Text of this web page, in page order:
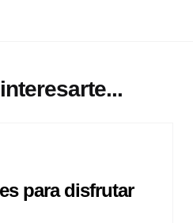
para disfrutar